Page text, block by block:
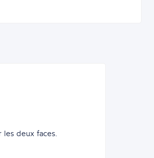
deux faces.